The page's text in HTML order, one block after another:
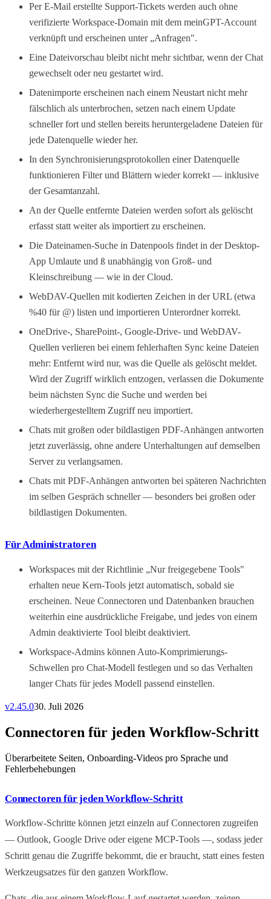
Per E-Mail erstellte Support-Tickets werden auch ohne
verifizierte Workspace-Domain mit dem meinGPT-Account
verknüpft und erscheinen unter „Anfragen".
Eine Dateivorschau bleibt nicht mehr sichtbar, wenn der Chat
gewechselt oder neu gestartet wird.
Datenimporte erscheinen nach einem Neustart nicht mehr
fälschlich als unterbrochen, setzen nach einem Update
schneller fort und stellen bereits heruntergeladene Dateien für
jede Datenquelle wieder her.
In den Synchronisierungsprotokollen einer Datenquelle
funktionieren Filter und Blättern wieder korrekt — inklusive
der Gesamtanzahl.
An der Quelle entfernte Dateien werden sofort als gelöscht
erfasst statt weiter als importiert zu erscheinen.
Die Dateinamen-Suche in Datenpools findet in der Desktop-
App Umlaute und ß unabhängig von Groß- und
Kleinschreibung — wie in der Cloud.
WebDAV-Quellen mit kodierten Zeichen in der URL (etwa
%40 für @) listen und importieren Unterordner korrekt.
OneDrive-, SharePoint-, Google-Drive- und WebDAV-
Quellen verlieren bei einem fehlerhaften Sync keine Dateien
mehr: Entfernt wird nur, was die Quelle als gelöscht meldet.
Wird der Zugriff wirklich entzogen, verlassen die Dokumente
beim nächsten Sync die Suche und werden bei
wiederhergestelltem Zugriff neu importiert.
Chats mit großen oder bildlastigen PDF-Anhängen antworten
jetzt zuverlässig, ohne andere Unterhaltungen auf demselben
Server zu verlangsamen.
Chats mit PDF-Anhängen antworten bei späteren Nachrichten
im selben Gespräch schneller — besonders bei großen oder
bildlastigen Dokumenten.
Für Administratoren
Workspaces mit der Richtlinie „Nur freigegebene Tools"
erhalten neue Kern-Tools jetzt automatisch, sobald sie
erscheinen. Neue Connectoren und Datenbanken brauchen
weiterhin eine ausdrückliche Freigabe, und jedes von einem
Admin deaktivierte Tool bleibt deaktiviert.
Workspace-Admins können Auto-Komprimierungs-
Schwellen pro Chat-Modell festlegen und so das Verhalten
langer Chats für jedes Modell passend einstellen.
v2.45.030. Juli 2026
Connectoren für jeden Workflow-Schritt
Überarbeitete Seiten, Onboarding-Videos pro Sprache und
Fehlerbehebungen
Connectoren für jeden Workflow-Schritt
Workflow-Schritte können jetzt einzeln auf Connectoren zugreifen
— Outlook, Google Drive oder eigene MCP-Tools —, sodass jeder
Schritt genau die Zugriffe bekommt, die er braucht, statt eines festen
Werkzeugsatzes für den ganzen Workflow.